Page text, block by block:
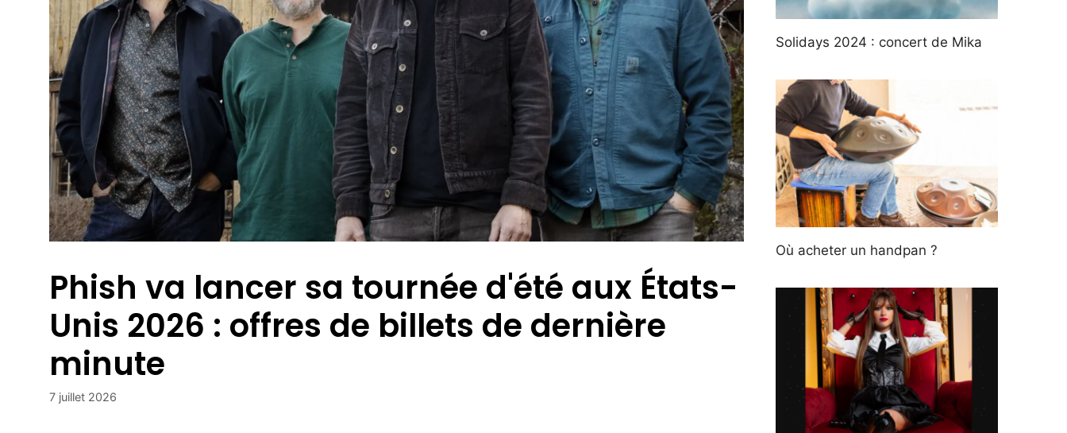
Phish va lancer sa tournée d'été aux États-
Unis 2026 : offres de billets de dernière
minute
7 juillet 2026
Solidays 2024 : concert de Mika
Où acheter un handpan ?